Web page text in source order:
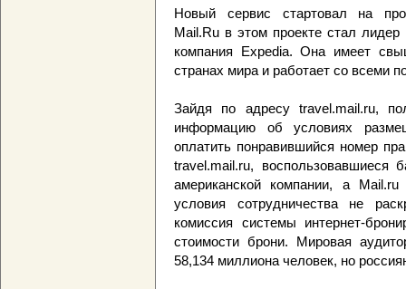
Новый сервис стартовал на
Mail.Ru в этом проекте стал лидер
компания Expedia. Она имеет
странах мира и работает со всеми
Зайдя по адресу travel.mail.ru,
информацию об условиях
оплатить понравившийся номер
travel.mail.ru, воспользовавшиеся
американской компании, а
условия сотрудничества не
комиссия системы интернет-
стоимости брони. Мировая
58,134 миллиона человек, но